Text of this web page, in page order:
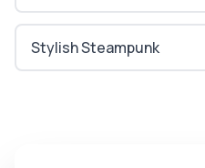
Stylish Steampunk